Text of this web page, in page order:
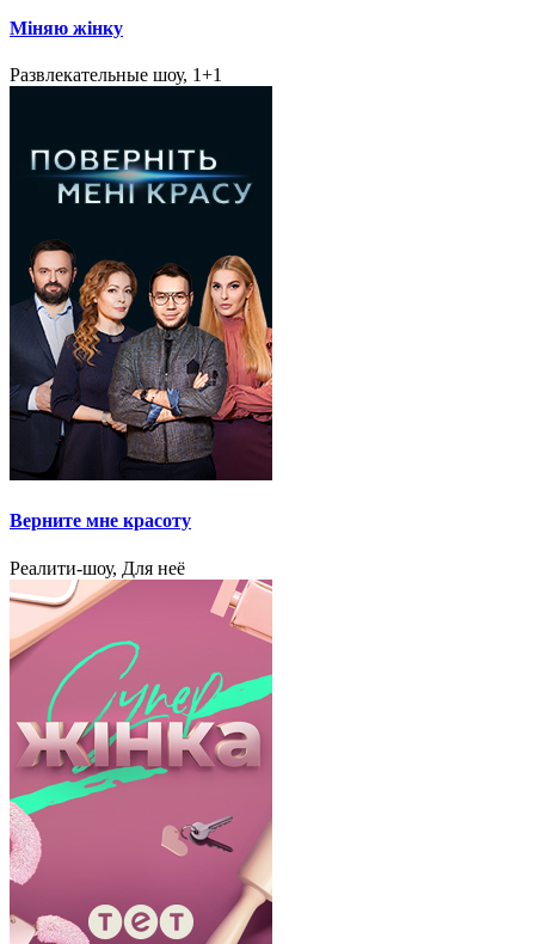
Міняю жінку
Развлекательные шоу, 1+1
Верните мне красоту
Реалити-шоу, Для неё